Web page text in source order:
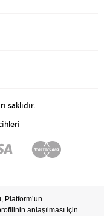
saklıdır.